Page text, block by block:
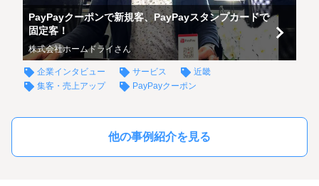
PayPayクーポンで新規客、PayPayスタンプカードで
固定客！
株式会社ホームドライさん
企業インタビュー サービス
近畿
集客・売上アップ
PayPayクーポン
他の事例紹介を見る